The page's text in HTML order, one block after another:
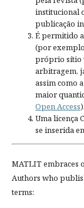
institucional
publicação
É permitido
(por
próprio sítio
arbitragem,
assim como
maior
Open Access).
Uma licença
se inserida
MATLIT embraces
Authors who
terms: